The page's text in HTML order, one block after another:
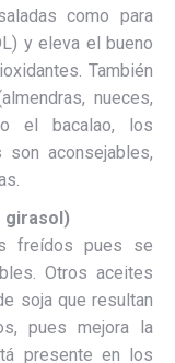
como para
y eleva el bueno
También
nueces,
el bacalao, los
aconsejables,
girasol)
freídos pues se
Otros aceites
soja que resultan
pues mejora la
presente en los